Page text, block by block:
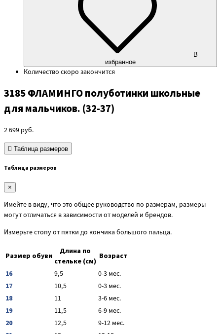
В
избранное
Количество скоро закончится
3185 ФЛАМИНГО полуботинки школьные
для мальчиков. (32-37)
2 699 руб.
Таблица размеров
Таблица размеров
×
Имейте в виду, что это общее руководство по размерам, размеры
могут отличаться в зависимости от моделей и брендов.
Измерьте стопу от пятки до кончика большого пальца.
Размер обуви
Длина по
стельке (см)
Возраст
16
9,5
0-3 мес.
17
10,5
0-3 мес.
18
11
3-6 мес.
19
11,5
6-9 мес.
20
12,5
9-12 мес.